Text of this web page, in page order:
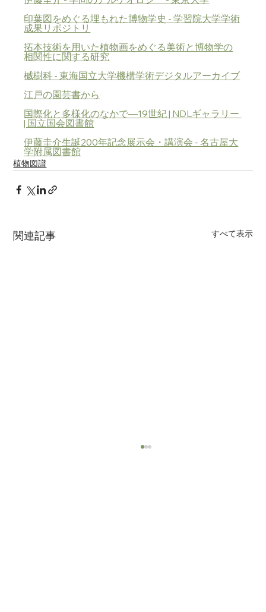
印葉図をめぐる埋もれた博物学史 - 学習院大学学術
成果リポジトリ
拓本技術を用いた植物画をめぐる美術と博物学の
相関性に関する研究
槭樹科 - 東海国立大学機構学術デジタルアーカイブ
江戸の園芸書から
国際化と多様化のなかで―19世紀 | NDLギャラリー
| 国立国会図書館
伊藤圭介生誕200年記念展示会・講演会 - 名古屋大
学附属図書館
植物図譜
関連記事 すべて表示